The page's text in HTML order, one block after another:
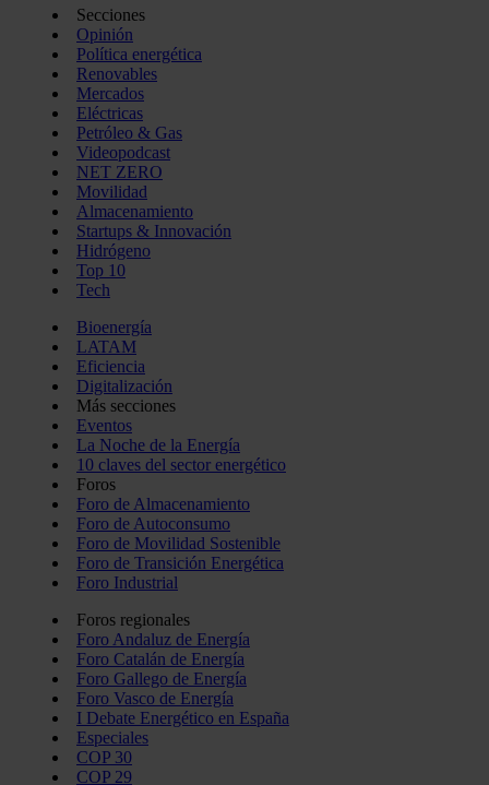
Secciones
Opinión
Política energética
Renovables
Mercados
Eléctricas
Petróleo & Gas
Videopodcast
NET ZERO
Movilidad
Almacenamiento
Startups & Innovación
Hidrógeno
Top 10
Tech
Bioenergía
LATAM
Eficiencia
Digitalización
Más secciones
Eventos
La Noche de la Energía
10 claves del sector energético
Foros
Foro de Almacenamiento
Foro de Autoconsumo
Foro de Movilidad Sostenible
Foro de Transición Energética
Foro Industrial
Foros regionales
Foro Andaluz de Energía
Foro Catalán de Energía
Foro Gallego de Energía
Foro Vasco de Energía
I Debate Energético en España
Especiales
COP 30
COP 29